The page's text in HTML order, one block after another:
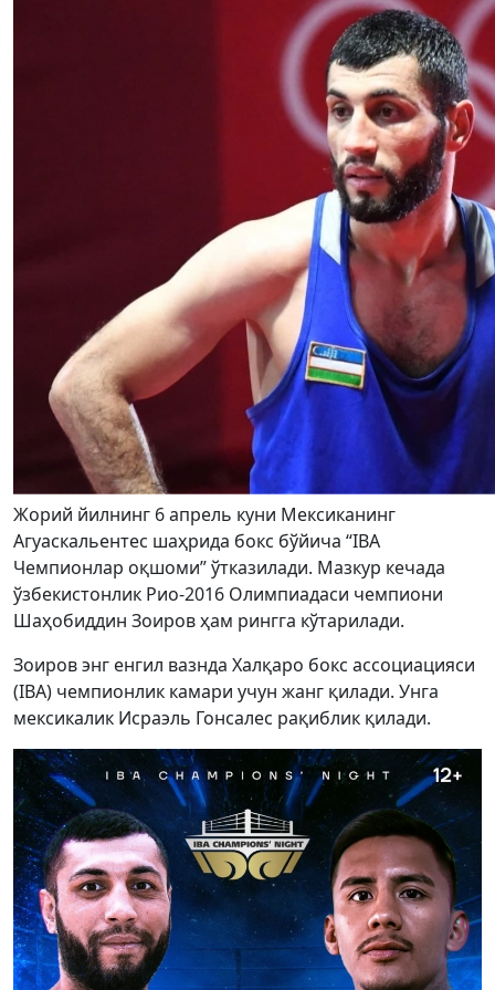
Жорий йилнинг 6 апрель куни Мексиканинг
Агуаскальентес шаҳрида бокс бўйича “IBA
Чемпионлар оқшоми” ўтказилади. Мазкур кечада
ўзбекистонлик Рио-2016 Олимпиадаси чемпиони
Шаҳобиддин Зоиров ҳам рингга кўтарилади.
Зоиров энг енгил вазнда Халқаро бокс ассоциацияси
(IBA) чемпионлик камари учун жанг қилади. Унга
мексикалик Исраэль Гонсалес рақиблик қилади.